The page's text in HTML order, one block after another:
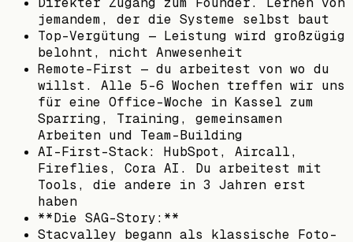
jemandem, der die Systeme selbst baut
Top-Vergütung — Leistung wird großzügig
belohnt, nicht Anwesenheit
Remote-First — du arbeitest von wo du
willst. Alle 5-6 Wochen treffen wir uns
für eine Office-Woche in Kassel zum
Sparring, Training, gemeinsamen
Arbeiten und Team-Building
AI-First-Stack: HubSpot, Aircall,
Fireflies, Cora AI. Du arbeitest mit
Tools, die andere in 3 Jahren erst
haben
**Die SAG-Story:**
Stacvalley begann als klassische Foto-